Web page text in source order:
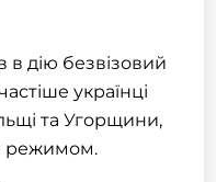
в дію безвізовий
українці
та Угорщини,
режимом.